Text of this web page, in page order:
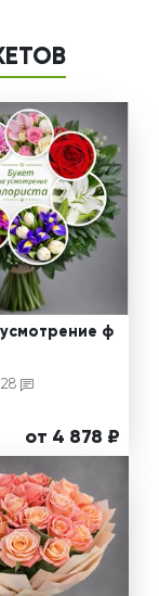
усмотрение ф
28
от 4 878 ₽